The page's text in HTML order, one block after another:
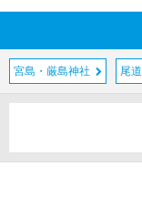
宮島・厳島神社 尾道